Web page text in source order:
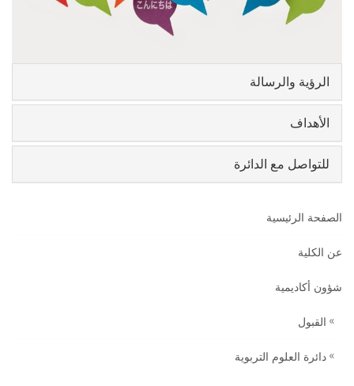
الرؤية والرسالة
الأهداف
للتواصل مع الدائرة
الصفحة الرئيسية
عن الكلية
شؤون أكاديمية
القبول
دائرة العلوم التربوية